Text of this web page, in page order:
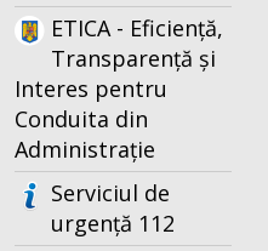
ETICA - Eficiență,
Transparență și
Interes pentru
Conduita din
Administrație
Serviciul de
urgență 112